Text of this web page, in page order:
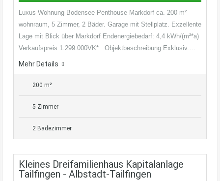
Luxus Wohnung Bodensee Penthouse Markdorf ca. 200 m²
wohnraum, 5 Zimmer, 2 Bäder. Garage mit Stellplatz. Exzellente
Lage mit Blick über Markdorf Endenergiebedarf: 4,4 kWh/(m²*a)
Verkaufspreis 1.299.000VK* Objektbeschreibung Exklusiv.…
Mehr Details
200 m²
5 Zimmer
2 Badezimmer
Kleines Dreifamilienhaus Kapitalanlage
Tailfingen - Albstadt-Tailfingen